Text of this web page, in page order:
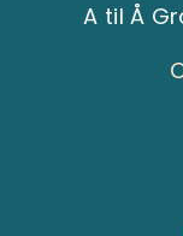
A til Å